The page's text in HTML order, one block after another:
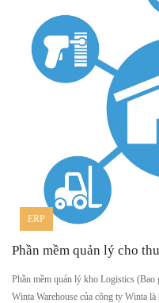
ERP
Phần mềm quản lý cho
Phần mềm quản lý kho Logistics
Winta Warehouse của công ty Winta